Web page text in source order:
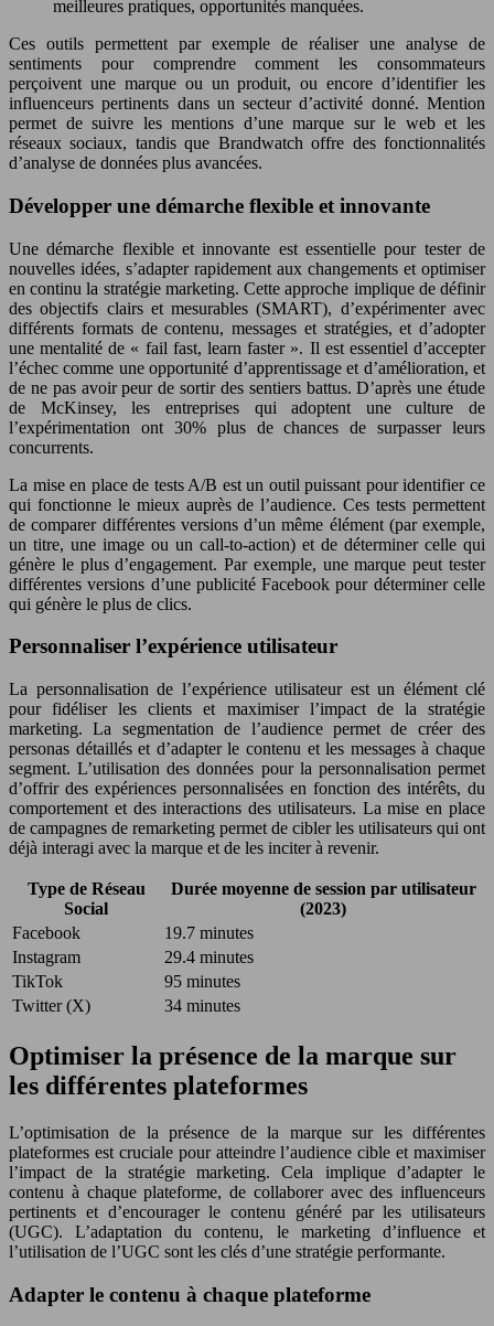
meilleures pratiques, opportunités manquées.
Ces outils permettent par exemple de réaliser une analyse de
sentiments pour comprendre comment les consommateurs
perçoivent une marque ou un produit, ou encore d’identifier les
influenceurs pertinents dans un secteur d’activité donné. Mention
permet de suivre les mentions d’une marque sur le web et les
réseaux sociaux, tandis que Brandwatch offre des fonctionnalités
d’analyse de données plus avancées.
Développer une démarche flexible et innovante
Une démarche flexible et innovante est essentielle pour tester de
nouvelles idées, s’adapter rapidement aux changements et optimiser
en continu la stratégie marketing. Cette approche implique de définir
des objectifs clairs et mesurables (SMART), d’expérimenter avec
différents formats de contenu, messages et stratégies, et d’adopter
une mentalité de « fail fast, learn faster ». Il est essentiel d’accepter
l’échec comme une opportunité d’apprentissage et d’amélioration, et
de ne pas avoir peur de sortir des sentiers battus. D’après une étude
de McKinsey, les entreprises qui adoptent une culture de
l’expérimentation ont 30% plus de chances de surpasser leurs
concurrents.
La mise en place de tests A/B est un outil puissant pour identifier ce
qui fonctionne le mieux auprès de l’audience. Ces tests permettent
de comparer différentes versions d’un même élément (par exemple,
un titre, une image ou un call-to-action) et de déterminer celle qui
génère le plus d’engagement. Par exemple, une marque peut tester
différentes versions d’une publicité Facebook pour déterminer celle
qui génère le plus de clics.
Personnaliser l’expérience utilisateur
La personnalisation de l’expérience utilisateur est un élément clé
pour fidéliser les clients et maximiser l’impact de la stratégie
marketing. La segmentation de l’audience permet de créer des
personas détaillés et d’adapter le contenu et les messages à chaque
segment. L’utilisation des données pour la personnalisation permet
d’offrir des expériences personnalisées en fonction des intérêts, du
comportement et des interactions des utilisateurs. La mise en place
de campagnes de remarketing permet de cibler les utilisateurs qui ont
déjà interagi avec la marque et de les inciter à revenir.
Type de Réseau
Social
Durée moyenne de session par utilisateur
(2023)
Facebook
19.7 minutes
Instagram
29.4 minutes
TikTok
95 minutes
Twitter (X)
34 minutes
Optimiser la présence de la marque sur
les différentes plateformes
L’optimisation de la présence de la marque sur les différentes
plateformes est cruciale pour atteindre l’audience cible et maximiser
l’impact de la stratégie marketing. Cela implique d’adapter le
contenu à chaque plateforme, de collaborer avec des influenceurs
pertinents et d’encourager le contenu généré par les utilisateurs
(UGC). L’adaptation du contenu, le marketing d’influence et
l’utilisation de l’UGC sont les clés d’une stratégie performante.
Adapter le contenu à chaque plateforme